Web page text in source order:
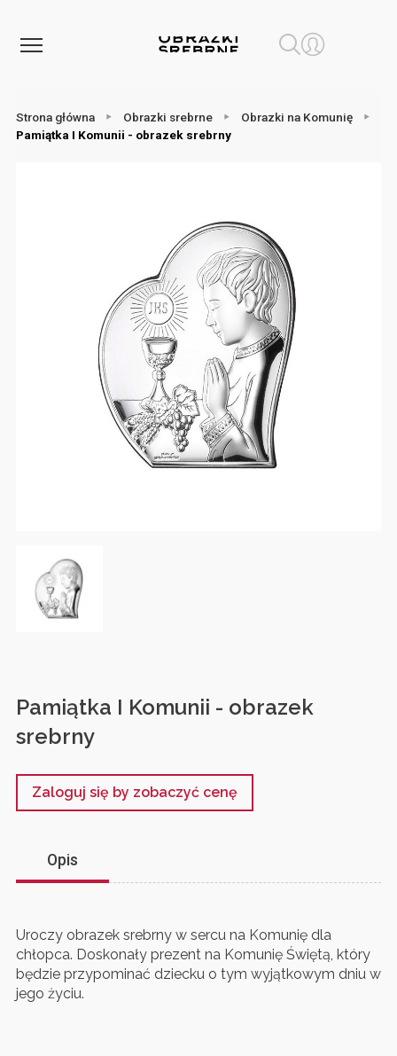
Strona główna Obrazki srebrne
Obrazki na Komunię
Pamiątka I Komunii - obrazek srebrny
Pamiątka I Komunii - obrazek
srebrny
Zaloguj się by zobaczyć cenę
Opis
Uroczy obrazek srebrny w sercu na Komunię dla
chłopca. Doskonały prezent na Komunię Świętą, który
będzie przypominać dziecku o tym wyjątkowym dniu w
jego życiu.